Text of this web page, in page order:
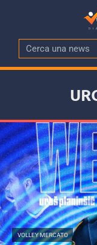
VOLLEY MERCATO